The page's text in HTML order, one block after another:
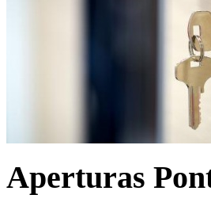
Aperturas